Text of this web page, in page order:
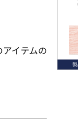
イテムの